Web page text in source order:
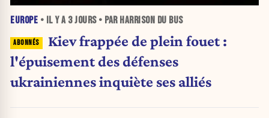
EUROPE • IL Y A 3 JOURS• PAR HARRISON DU BUS
Kiev frappée de plein fouet :
l'épuisement des défenses
ukrainiennes inquiète ses alliés